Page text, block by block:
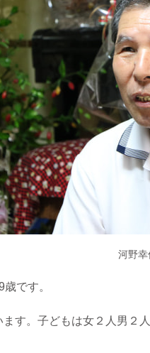
河野幸
です。
す。子どもは女２人男２